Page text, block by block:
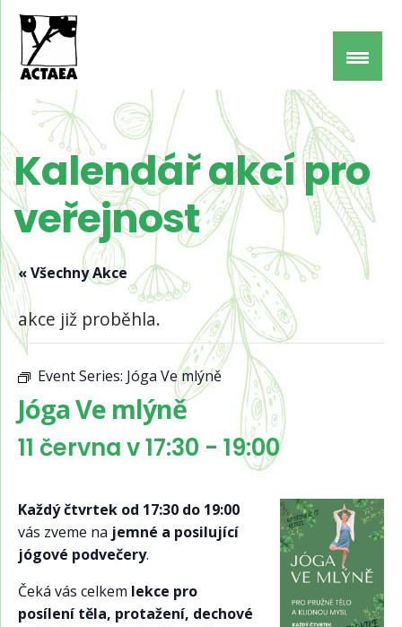
Kalendář akcí pro
veřejnost
« Všechny Akce
akce již proběhla.
Event Series: Jóga Ve mlýně
Jóga Ve mlýně
11 června v 17:30 - 19:00
Každý čtvrtek od 17:30 do 19:00
vás zveme na jemné a posilující
jógové podvečery.
Čeká vás celkem lekce pro
posílení těla, protažení, dechové